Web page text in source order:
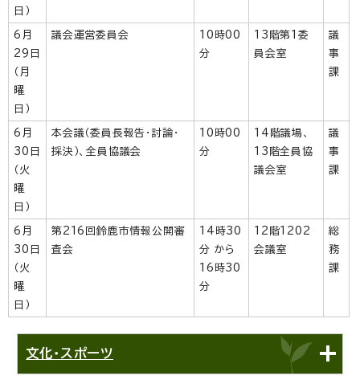
日）
6月
29日
（月
曜
日）
議会運営委員会
10時00
分
13階第1委
員会室
議
事
課
6月
30日
（火
曜
日）
本会議（委員長報告・討論・
採決）、全員協議会
10時00
分
14階議場、
13階全員協
議会室
議
事
課
6月
30日
（火
曜
日）
第216回鈴鹿市情報公開審
査会
14時30
分 から
16時30
分
12階1202
会議室
総
務
課
文化・スポーツ